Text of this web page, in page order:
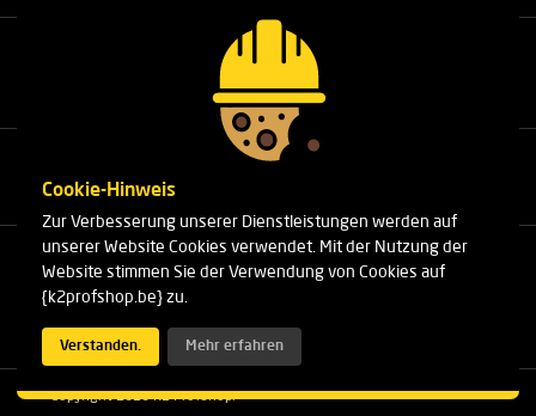
Rufen Sie unsere Experten an.
+32(0)3 303 14 53
Cleydaellaan 10 Unit 8
B-2630 Aartselaar
Telefon: +32(0)3 303 14 53
E-Mail: info@k2profshop.be
Copyright 2026 K2 Profshop.
Cookie-Hinweis
Zur Verbesserung unserer Dienstleistungen werden auf
unserer Website Cookies verwendet. Mit der Nutzung der
Website stimmen Sie der Verwendung von Cookies auf
{k2profshop.be} zu.
Verstanden. Mehr erfahren